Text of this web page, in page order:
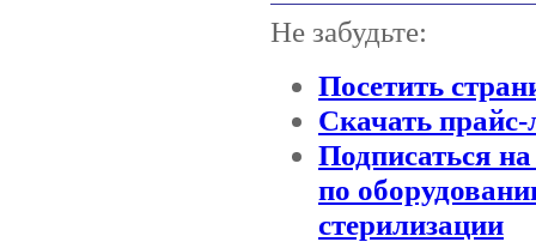
Не забудьте:
Посетить
Скачать прайс-
Подписаться
по
стерилизации